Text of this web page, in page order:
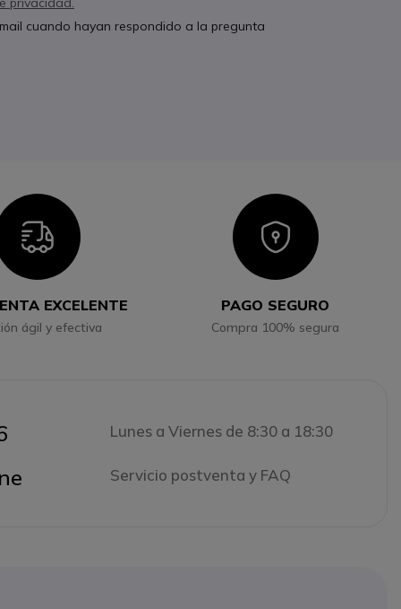
cuando hayan respondido a la pregunta
Icon
EXCELENTE
ágil y efectiva
Icon
PAGO SEGURO
Compra 100% segura
Lunes a Viernes de 8:30 a 18:30
Servicio postventa y FAQ